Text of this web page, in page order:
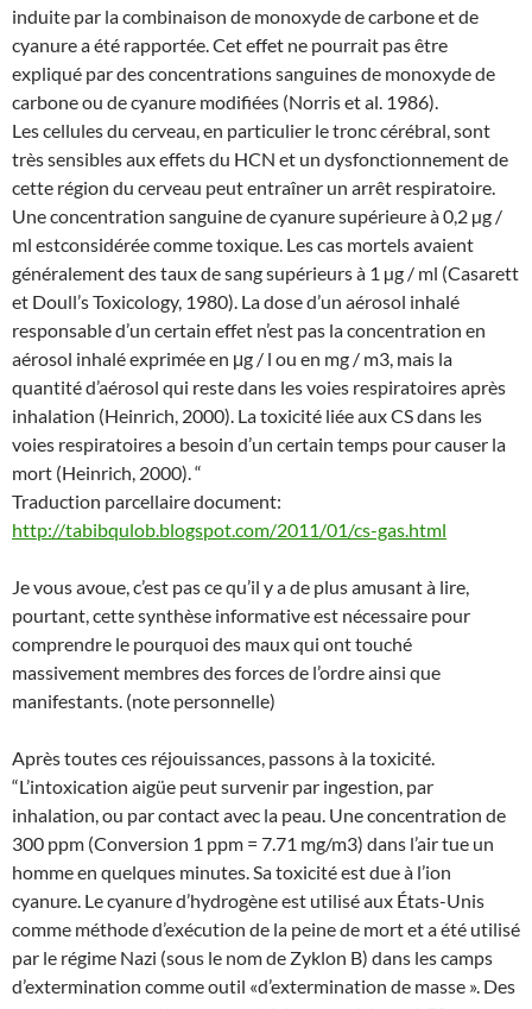
induite par la combinaison de monoxyde de carbone et de
cyanure a été rapportée. Cet effet ne pourrait pas être
expliqué par des concentrations sanguines de monoxyde de
carbone ou de cyanure modifiées (Norris et al. 1986).
Les cellules du cerveau, en particulier le tronc cérébral, sont
très sensibles aux effets du HCN et un dysfonctionnement de
cette région du cerveau peut entraîner un arrêt respiratoire.
Une concentration sanguine de cyanure supérieure à 0,2 µg /
ml estconsidérée comme toxique. Les cas mortels avaient
généralement des taux de sang supérieurs à 1 µg / ml (Casarett
et Doull’s Toxicology, 1980). La dose d’un aérosol inhalé
responsable d’un certain effet n’est pas la concentration en
aérosol inhalé exprimée en μg / l ou en mg / m3, mais la
quantité d’aérosol qui reste dans les voies respiratoires après
inhalation (Heinrich, 2000). La toxicité liée aux CS dans les
voies respiratoires a besoin d’un certain temps pour causer la
mort (Heinrich, 2000). “
Traduction parcellaire document:
http://tabibqulob.blogspot.com/2011/01/cs-gas.html
Je vous avoue, c’est pas ce qu’il y a de plus amusant à lire,
pourtant, cette synthèse informative est nécessaire pour
comprendre le pourquoi des maux qui ont touché
massivement membres des forces de l’ordre ainsi que
manifestants. (note personnelle)
Après toutes ces réjouissances, passons à la toxicité.
“L’intoxication aigüe peut survenir par ingestion, par
inhalation, ou par contact avec la peau. Une concentration de
300 ppm (Conversion 1 ppm = 7.71 mg/m3) dans l’air tue un
homme en quelques minutes. Sa toxicité est due à l’ion
cyanure. Le cyanure d’hydrogène est utilisé aux États-Unis
comme méthode d’exécution de la peine de mort et a été utilisé
par le régime Nazi (sous le nom de Zyklon B) dans les camps
d’extermination comme outil «d’extermination de masse ». Des